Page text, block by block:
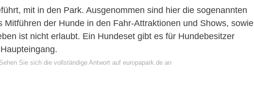
mit in den Park. Ausgenommen sind hier die sogenannten
Mitführen der Hunde in den Fahr-Attraktionen und Shows, sowie
ist nicht erlaubt. Ein Hundeset gibt es für Hundebesitzer
Sehen Sie sich die vollständige Antwort auf europapark.de an